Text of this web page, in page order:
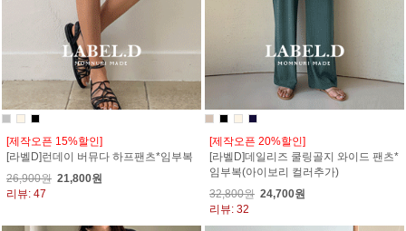
[제작오픈 15%할인]
[라벨D]런데이 버뮤다 하프팬츠*임부복
26,900원 21,800원
리뷰: 47
[제작오픈 20%할인]
[라벨D]데일리즈 쿨링골지 와이드 팬츠*
임부복(아이보리 컬러추가)
32,800원 24,700원
리뷰: 32